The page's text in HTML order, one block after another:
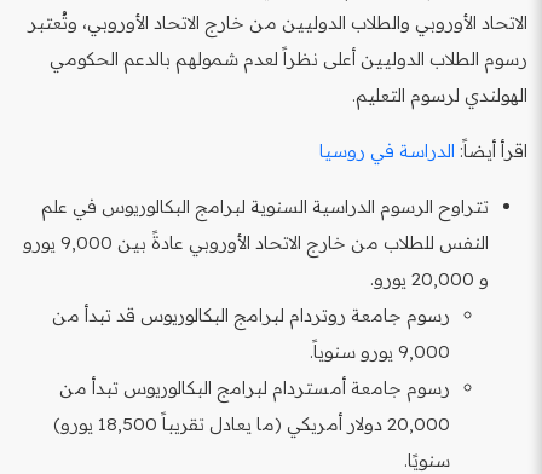
الاتحاد الأوروبي والطلاب الدوليين من خارج الاتحاد الأوروبي، وتُعتبر
رسوم الطلاب الدوليين أعلى نظراً لعدم شمولهم بالدعم الحكومي
الهولندي لرسوم التعليم.
اقرأ أيضاً: الدراسة في روسيا
تتراوح الرسوم الدراسية السنوية لبرامج البكالوريوس في علم
النفس للطلاب من خارج الاتحاد الأوروبي عادةً بين 9,000 يورو
و 20,000 يورو.
رسوم جامعة روتردام لبرامج البكالوريوس قد تبدأ من
9,000 يورو سنوياً.
رسوم جامعة أمستردام لبرامج البكالوريوس تبدأ من
20,000 دولار أمريكي (ما يعادل تقريباً 18,500 يورو)
سنويًا.